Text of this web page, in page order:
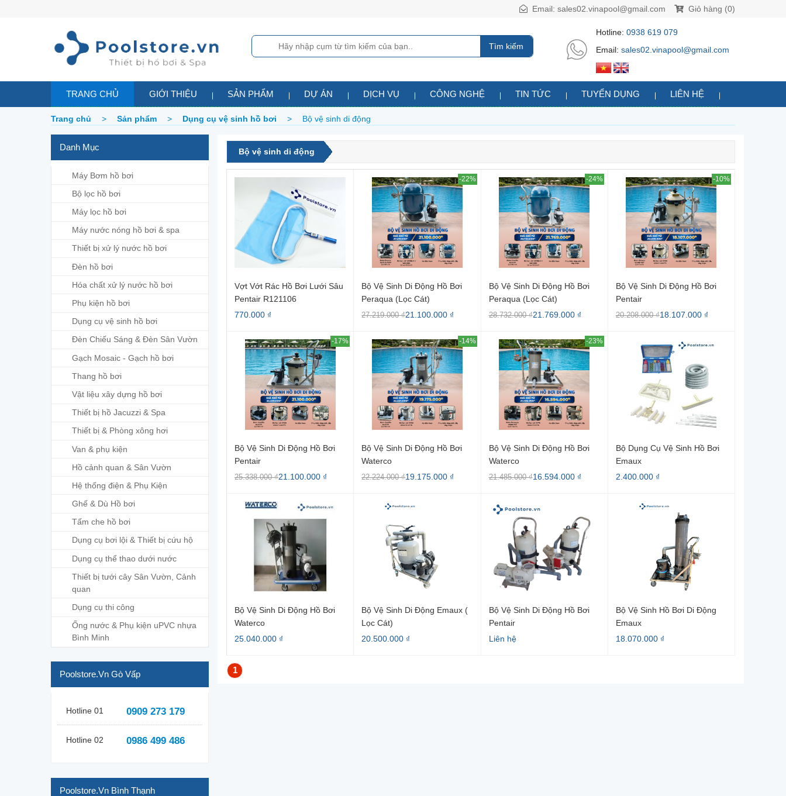
Giỏ hàng (0)
Email: sales02.vinapool@gmail.com
Tìm kiếm
Hotline: 0938 619 079
Email: sales02.vinapool@gmail.com
TRANG CHỦ GIỚI THIỆU SẢN PHẨM DỰ ÁN DỊCH VỤ CÔNG NGHỆ TIN TỨC TUYỂN DỤNG LIÊN HỆ
Trang chủ > Sản phẩm > Dụng cụ vệ sinh hồ bơi > Bộ vệ sinh di động
Danh Mục
Máy Bơm hồ bơi
Bộ lọc hồ bơi
Máy lọc hồ bơi
Máy nước nóng hồ bơi & spa
Thiết bị xử lý nước hồ bơi
Đèn hồ bơi
Hóa chất xử lý nước hồ bơi
Phụ kiện hồ bơi
Dụng cụ vệ sinh hồ bơi
Đèn Chiếu Sáng & Đèn Sân Vườn
Gạch Mosaic - Gạch hồ bơi
Thang hồ bơi
Vật liệu xây dựng hồ bơi
Thiết bị hồ Jacuzzi & Spa
Thiết bị & Phòng xông hơi
Van & phụ kiện
Hồ cảnh quan & Sân Vườn
Hệ thống điện & Phụ Kiện
Ghế & Dù Hồ bơi
Tấm che hồ bơi
Dụng cụ bơi lội & Thiết bị cứu hộ
Dụng cụ thể thao dưới nước
Thiết bị tưới cây Sân Vườn, Cảnh
quan
Dụng cụ thi công
Ống nước & Phụ kiện uPVC nhựa
Bình Minh
Poolstore.vn Gò Vấp
Hotline 01 0909 273 179
Hotline 02 0986 499 486
Poolstore.vn Bình Thạnh
Bộ vệ sinh di động
Vợt Vớt Rác Hồ Bơi Lưới Sâu
Pentair R121106
770.000 ₫
-22%
Bộ Vệ Sinh Di Động Hồ Bơi
Peraqua (lọc Cát)
27.219.000 ₫21.100.000 ₫
-24%
Bộ Vệ Sinh Di Động Hồ Bơi
Peraqua (lọc Cát)
28.732.000 ₫21.769.000 ₫
-10%
Bộ Vệ Sinh Di Động Hồ Bơi
Pentair
20.208.000 ₫18.107.000 ₫
-17%
Bộ Vệ Sinh Di Động Hồ Bơi
Pentair
25.338.000 ₫21.100.000 ₫
-14%
Bộ Vệ Sinh Di Động Hồ Bơi
Waterco
22.224.000 ₫19.175.000 ₫
-23%
Bộ Vệ Sinh Di Động Hồ Bơi
Waterco
21.485.000 ₫16.594.000 ₫
Bộ Dụng Cụ Vệ Sinh Hồ Bơi
Emaux
2.400.000 ₫
Bộ Vệ Sinh Di Động Hồ Bơi
Waterco
25.040.000 ₫
Bộ Vệ Sinh Di Động Emaux (
Lọc Cát)
20.500.000 ₫
Bộ Vệ Sinh Di Động Hồ Bơi
Pentair
Liên hệ
Bộ Vệ Sinh Hồ Bơi Di Động
Emaux
18.070.000 ₫
1